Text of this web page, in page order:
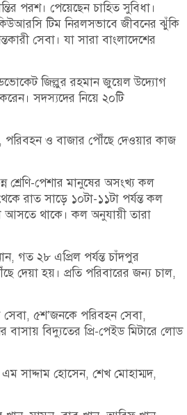
পরশ। পেয়েছেন চাহিত সুবিধা।
টিম নিরলসভাবে জীবনের ঝুঁকি
সেবা। যা সারা বাংলাদেশের
জিল্লুর রহমান জুয়েল উদ্যোগ
সদস্যদের নিয়ে ২০টি
পরিবহন ও বাজার পৌঁছে দেওয়ার কাজ
শ্রেণি-পেশার মানুষের অসংখ্য কল
রাত সাড়ে ১০টা-১১টা পর্যন্ত কল
আসতে থাকে। কল অনুযায়ী তারা
গত ২৮ এপ্রিল পর্যন্ত চাঁদপুর
দেয়া হয়। প্রতি পরিবারের জন্য চাল,
৫শ’জনকে পরিবহন সেবা,
বিদ্যুতের প্রি-পেইড মিটারে লোড
সাদ্দাম হোসেন, শেখ মোহাম্মদ,